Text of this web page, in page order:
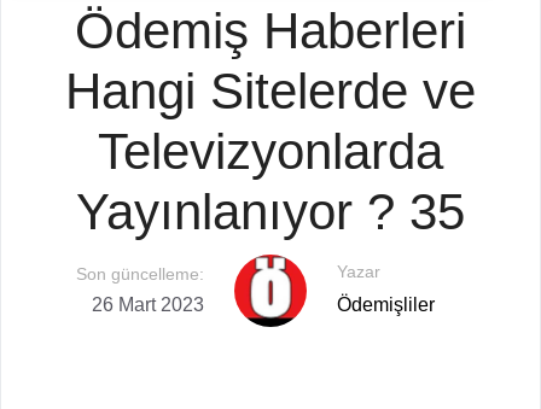
Ödemiş Haberleri
Hangi Sitelerde ve
Televizyonlarda
Yayınlanıyor ? 35
Son güncelleme:
26 Mart 2023
Yazar
Ödemişliler